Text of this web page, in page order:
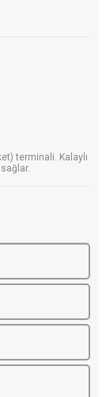
terminali. Kalaylı